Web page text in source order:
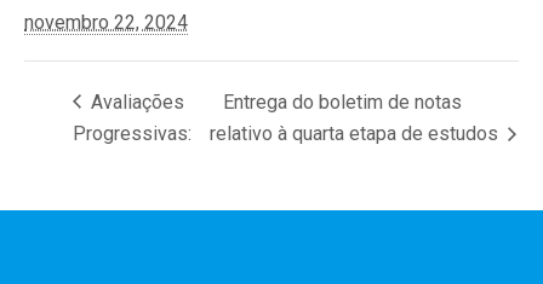
novembro 22, 2024
Avaliações
Progressivas:
Entrega do boletim de notas
relativo à quarta etapa de estudos